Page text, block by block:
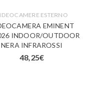
ESTERNO
EMINENT
INDOOR/OUTDOOR
NERA INFRAROSSI
48,25€